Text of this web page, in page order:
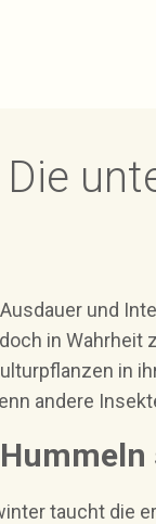
und
in
in
andere
taucht die